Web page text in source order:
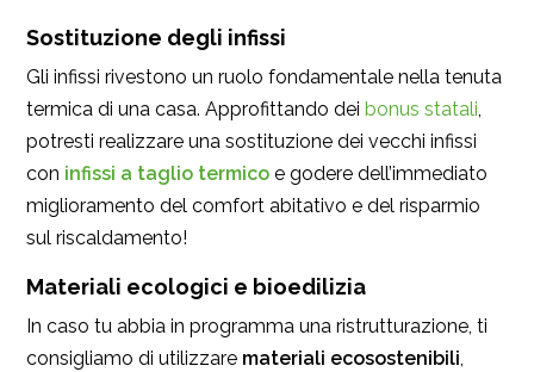
Sostituzione degli infissi
Gli infissi rivestono un ruolo fondamentale nella tenuta
termica di una casa. Approfittando dei bonus statali,
potresti realizzare una sostituzione dei vecchi infissi
con infissi a taglio termico e godere dell’immediato
miglioramento del comfort abitativo e del risparmio
sul riscaldamento!
Materiali ecologici e bioedilizia
In caso tu abbia in programma una ristrutturazione, ti
consigliamo di utilizzare materiali ecosostenibili,